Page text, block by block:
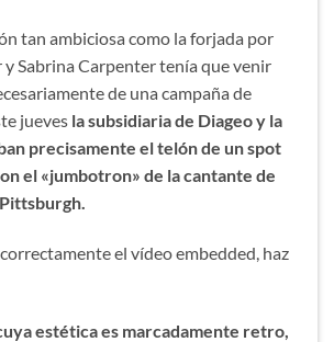
tan ambiciosa como la forjada por
y Sabrina Carpenter tenía que venir
de una campaña de
jueves la subsidiaria de Diageo y la
precisamente el telón de un spot
el «jumbotron» de la cantante de
el vídeo embedded, haz
estética es marcadamente retro,